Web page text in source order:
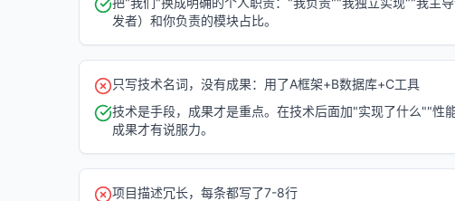
发者）和你负责的模块占比。
只写技术名词，没有成果：用了A框架+B数据库+C工具
技术是手段，成果才是重点。在技术后面加"实现了什么""性
成果才有说服力。
项目描述冗长，每条都写了7-8行